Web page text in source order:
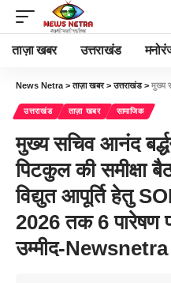
ताज़ा खबर उत्तराखंड
News Netra >ताज़ा खबर>उत्तराखंड> मुख्य सचिव आनंद
उत्तराखंड ताज़ा खबर सामाजिक
मुख्य सचिव आनंद
पिटकुल की समीक्षा
विद्युत आपूर्ति हेतु
2026 तक 6 पारेषण
उम्मीद-Newsnetra